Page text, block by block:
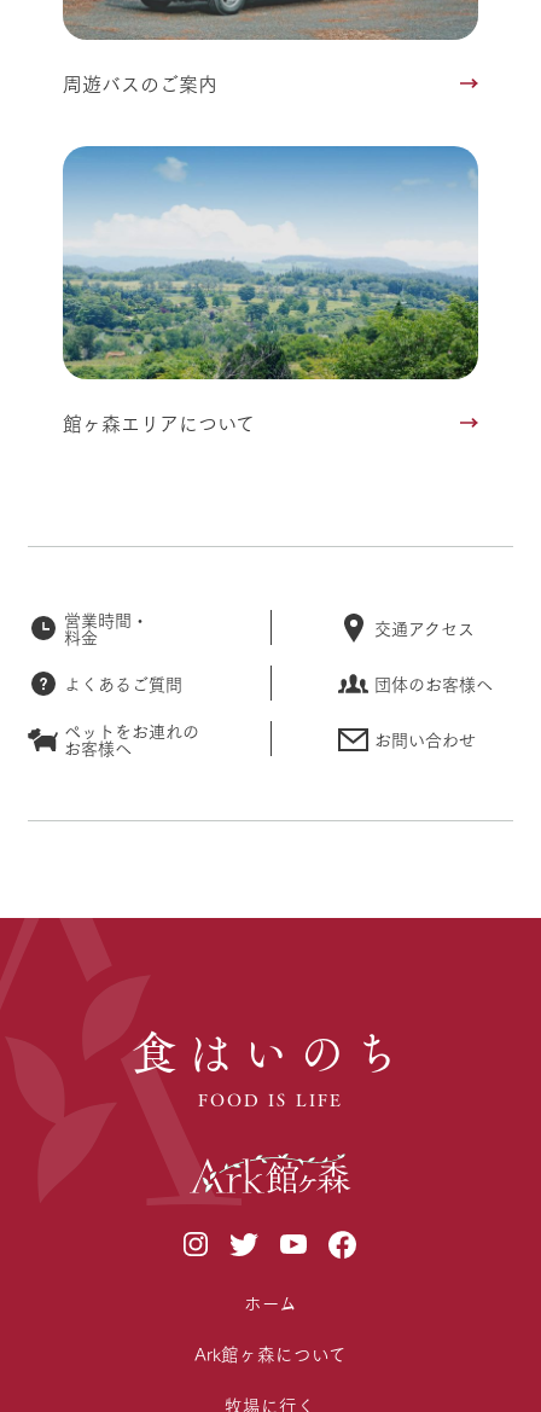
周遊バスのご案内
館ヶ森エリアについて
営業時間・
料金 交通アクセス
よくあるご質問
団体のお客様へ
ペットをお連れの
お客様へ お問い合わせ
食はいのち
FOOD IS LIFE
ホーム
Ark館ヶ森について
牧場に行く